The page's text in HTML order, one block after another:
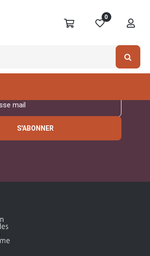
0
vous à notre
S'ABONNER